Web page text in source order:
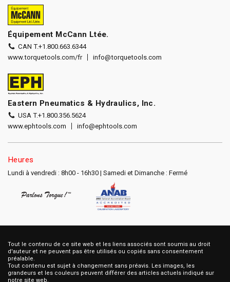
Équipement McCann Ltée.
CAN T.+1.800.663.6344
www.torquetools.com/fr
info@torquetools.com
Eastern Pneumatics & Hydraulics, Inc.
USA T.+1.800.356.5624
www.ephtools.com
info@ephtools.com
Heures
Lundi à vendredi : 8h00 - 16h30 | Samedi et Dimanche : Fermé
Tout le contenu de ce site web et les liens associés sont soumis au droit
d'auteur et ne peuvent pas être utilisés ou copiés sans consentement
préalable.
Tout contenu est sujet à changement sans préavis. Les images, les
grandeurs et les couleurs peuvent différer des articles actuels indiqué sur
notre site web.